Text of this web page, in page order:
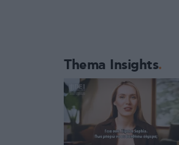
Thema Insights